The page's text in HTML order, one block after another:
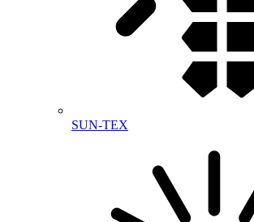
SUN-TEX